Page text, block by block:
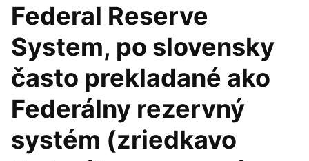
Federal Reserve
System, po slovensky
často prekladané ako
Federálny rezervný
systém (zriedkavo